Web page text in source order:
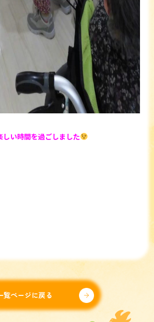
しい時間を過ごしました
覧ページに戻る